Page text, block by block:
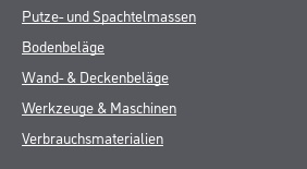
Putze- und Spachtelmassen
Bodenbeläge
Wand- & Deckenbeläge
Werkzeuge & Maschinen
Verbrauchsmaterialien